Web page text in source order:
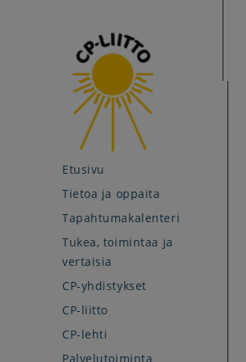
Etusivu
Tietoa ja oppaita
Tapahtumakalenteri
Tukea, toimintaa ja
vertaisia
CP-yhdistykset
CP-liitto
CP-lehti
Palvelutoiminta